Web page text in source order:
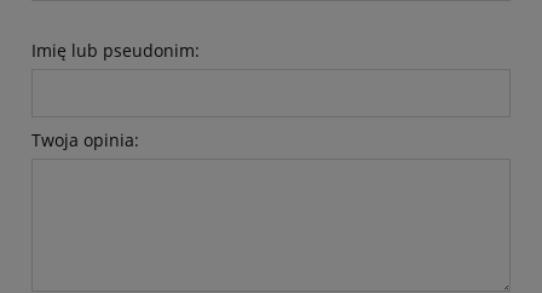
Imię lub pseudonim:
Twoja opinia: